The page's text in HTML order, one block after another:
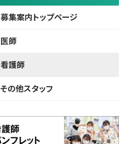
募集案内トップページ
医師
看護師
その他スタッフ